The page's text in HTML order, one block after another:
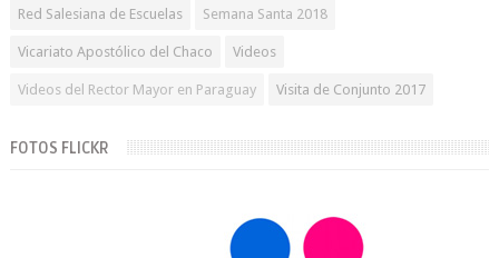
Red Salesiana de Escuelas Semana Santa 2018
Vicariato Apostólico del Chaco Videos
Videos del Rector Mayor en Paraguay Visita de Conjunto 2017
FOTOS FLICKR